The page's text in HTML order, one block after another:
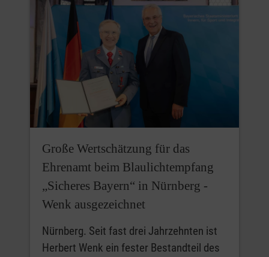
Große Wertschätzung für das
Ehrenamt beim Blaulichtempfang
„Sicheres Bayern“ in Nürnberg -
Wenk ausgezeichnet
Nürnberg. Seit fast drei Jahrzehnten ist
Herbert Wenk ein fester Bestandteil des